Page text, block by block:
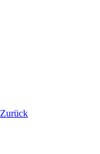
Zurück